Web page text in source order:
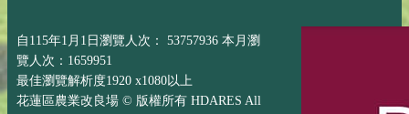
自115年1月1日瀏覽人次： 53757936 本月瀏
覽人次：1659951
最佳瀏覽解析度1920 x1080以上
花蓮區農業改良場 © 版權所有 HDARES All